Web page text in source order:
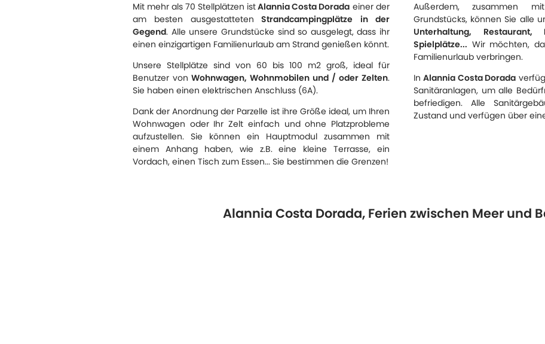
Mit mehr als 70 Stellplätzen istAlannia Costa Dorada einer der
am besten ausgestatteten Strandcampingplätze in der
Gegend. Alle unsere Grundstücke sind so ausgelegt, dass ihr
einen einzigartigen Familienurlaub am Strand genießen könnt.
Unsere Stellplätze sind von 60 bis 100 m2 groß, ideal für
Benutzer von Wohnwagen, Wohnmobilen und / oder Zelten.
Sie haben einen elektrischen Anschluss (6A).
Dank der Anordnung der Parzelle ist ihre Größe ideal, um Ihren
Wohnwagen oder Ihr Zelt einfach und ohne Platzprobleme
aufzustellen. Sie können ein Hauptmodul zusammen mit
einem Anhang haben, wie z.B. eine kleine Terrasse, ein
Vordach, einen Tisch zum Essen... Sie bestimmen die Grenzen!
Außerdem, zusammen
Grundstücks, können Sie alle
Unterhaltung, Restaurant,
Spielplätze... Wir möchten,
Familienurlaub verbringen.
In Alannia Costa Dorada
Sanitäranlagen, um alle
befriedigen. Alle
Zustand und verfügen über
Alannia Costa Dorada, Ferien zwischen Meer und